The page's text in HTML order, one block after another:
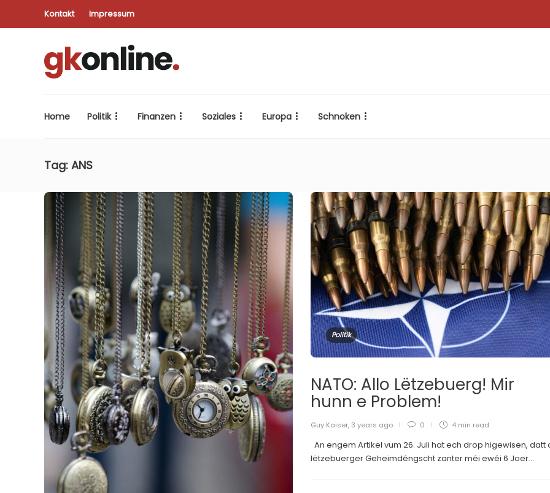
Kontakt Impressum
Home Politik Finanzen Soziales Europa Schnoken
Tag: ANS
Politik
NATO: Allo Lëtzebuerg! Mir
hunn e Problem!
Guy Kaiser, 3 years ago 0 4 min read
An engem Artikel vum 26. Juli hat ech drop higewisen, datt
lëtzebuerger Geheimdéngscht zanter méi ewéi 6 Joer...